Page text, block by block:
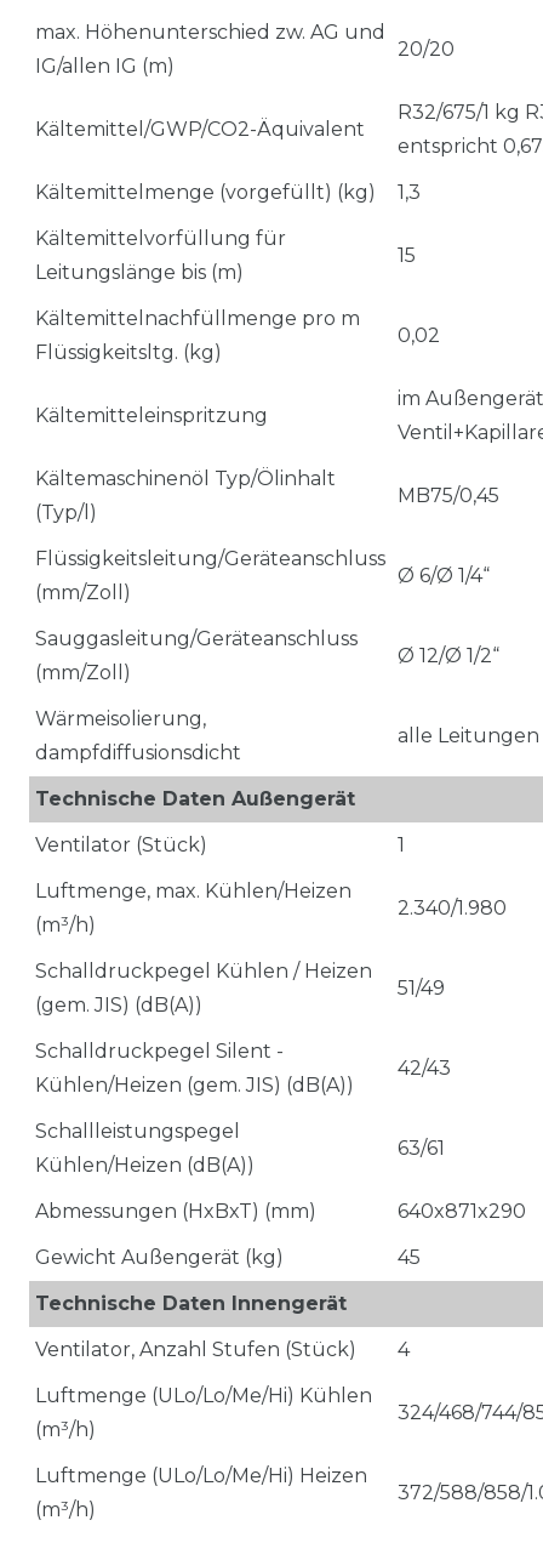
max. Höhenunterschied zw. AG und
IG/allen IG (m)
20/20
Kältemittel/GWP/CO2-Äquivalent
R32/675/1 kg
entspricht
Kältemittelmenge (vorgefüllt) (kg)
1,3
Kältemittelvorfüllung für
Leitungslänge bis (m)
15
Kältemittelnachfüllmenge pro m
Flüssigkeitsltg. (kg)
0,02
Kältemitteleinspritzung
im
Kältemaschinenöl Typ/Ölinhalt
(Typ/l)
MB75/0,45
Flüssigkeitsleitung/Geräteanschluss
(mm/Zoll)
Ø 6/Ø 1/4“
Sauggasleitung/Geräteanschluss
(mm/Zoll)
Ø 12/Ø 1/2“
Wärmeisolierung,
dampfdiffusionsdicht
alle Leitungen
Technische Daten Außengerät
Ventilator (Stück)
1
Luftmenge, max. Kühlen/Heizen
(m³/h)
2.340/1.980
Schalldruckpegel Kühlen / Heizen
(gem. JIS) (dB(A))
51/49
Schalldruckpegel Silent -
Kühlen/Heizen (gem. JIS) (dB(A))
42/43
Schallleistungspegel
Kühlen/Heizen (dB(A))
63/61
Abmessungen (HxBxT) (mm)
640x871x290
Gewicht Außengerät (kg)
45
Technische Daten Innengerät
Ventilator, Anzahl Stufen (Stück)
4
Luftmenge (ULo/Lo/Me/Hi) Kühlen
(m³/h)
324/468/744/
Luftmenge (ULo/Lo/Me/Hi) Heizen
(m³/h)
372/588/858/